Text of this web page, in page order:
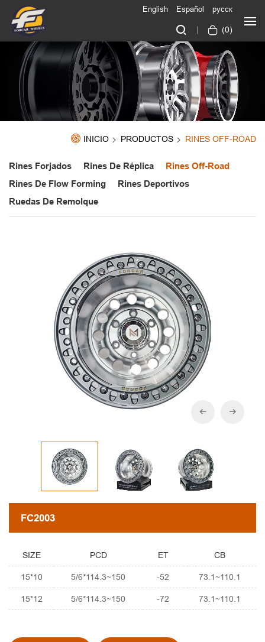
(0)
English Español русск
INICIO PRODUCTOS RINES OFF-ROAD
Rines Forjados Rines De Réplica
Rines Off-Road
Rines De Flow Forming
Rines Deportivos
Ruedas De Remolque
FC2003
SIZE PCD ET
CB
15*10
5/6*114.3~150 -52
73.1~110.1
15*12
5/6*114.3~150 -72 73.1~110.1